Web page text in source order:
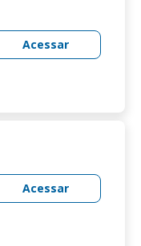
Acessar
Acessar